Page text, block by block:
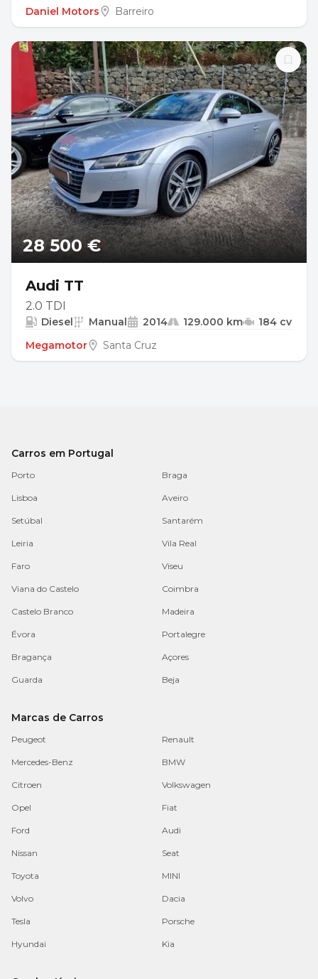
Daniel Motors
Barreiro
28 500 €
Audi TT
2.0 TDI
Diesel Manual 2014 129.000 km
184 cv
Megamotor
Santa Cruz
Carros em Portugal
Porto Braga
Lisboa Aveiro
Setúbal Santarém
Leiria Vila Real
Faro Viseu
Viana do Castelo Coimbra
Castelo Branco Madeira
Évora Portalegre
Bragança Açores
Guarda Beja
Marcas de Carros
Peugeot Renault
Mercedes-Benz BMW
Citroen Volkswagen
Opel Fiat
Ford Audi
Nissan Seat
Toyota MINI
Volvo Dacia
Tesla Porsche
Hyundai Kia